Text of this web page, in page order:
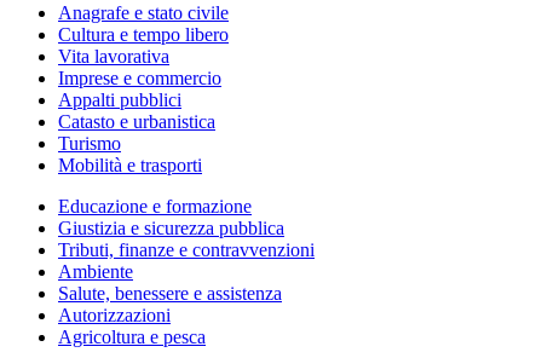
Anagrafe e stato civile
Cultura e tempo libero
Vita lavorativa
Imprese e commercio
Appalti pubblici
Catasto e urbanistica
Turismo
Mobilità e trasporti
Educazione e formazione
Giustizia e sicurezza pubblica
Tributi, finanze e contravvenzioni
Ambiente
Salute, benessere e assistenza
Autorizzazioni
Agricoltura e pesca